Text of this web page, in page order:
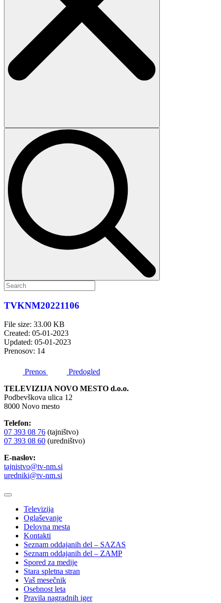
TVKNM20221106
File size: 33.00 KB
Created: 05-01-2023
Updated: 05-01-2023
Prenosov: 14
Prenos
Predogled
TELEVIZIJA NOVO MESTO d.o.o.
Podbevškova ulica 12
8000 Novo mesto
Telefon:
07 393 08 76 (tajništvo)
07 393 08 60 (uredništvo)
E-naslov:
tajnistvo@tv-nm.si
uredniki@tv-nm.si
Televizija
Oglaševanje
Delovna mesta
Kontakti
Seznam oddajanih del – SAZAS
Seznam oddajanih del – ZAMP
Spored za medije
Stara spletna stran
Vaš mesečnik
Osebnost leta
Pravila nagradnih iger